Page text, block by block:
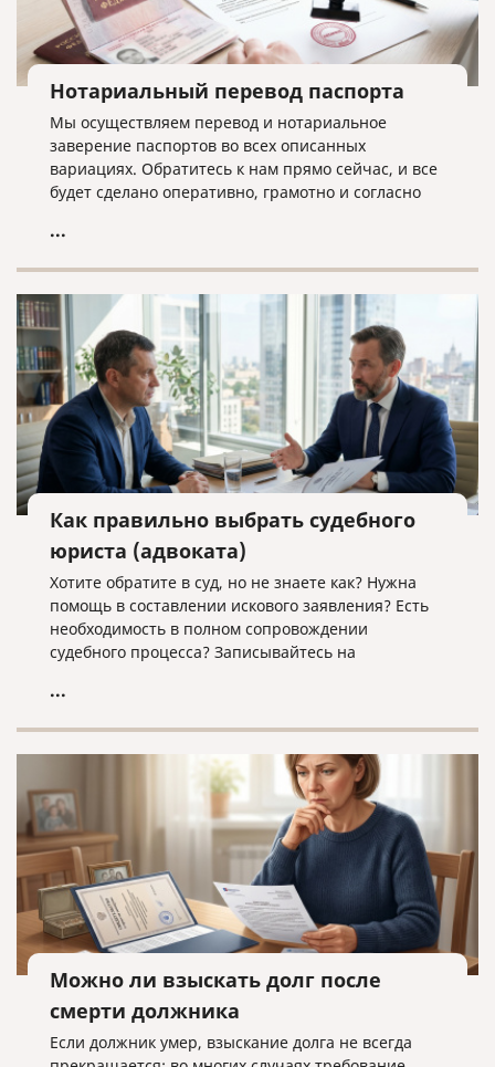
Нотариальный перевод паспорта
Мы осуществляем перевод и нотариальное
заверение паспортов во всех описанных
вариациях. Обратитесь к нам прямо сейчас, и все
будет сделано оперативно, грамотно и согласно
...
Как правильно выбрать судебного
юриста (адвоката)
Хотите обратите в суд, но не знаете как? Нужна
помощь в составлении искового заявления? Есть
необходимость в полном сопровождении
судебного процесса? Записывайтесь на
cлово» по адресу law@pravoislovo.ru
...
Можно ли взыскать долг после
смерти должника
Если должник умер, взыскание долга не всегда